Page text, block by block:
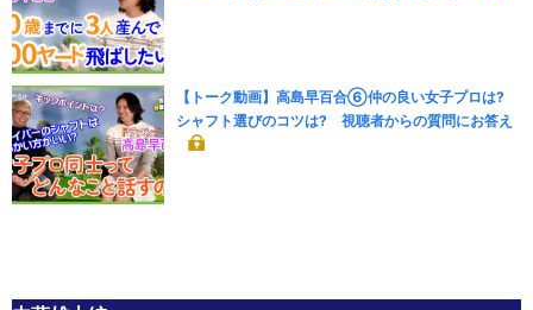
【トーク動画】高島早百合⑥仲の良い女子プロは?
シャフト選びのコツは? 視聴者からの質問にお答え